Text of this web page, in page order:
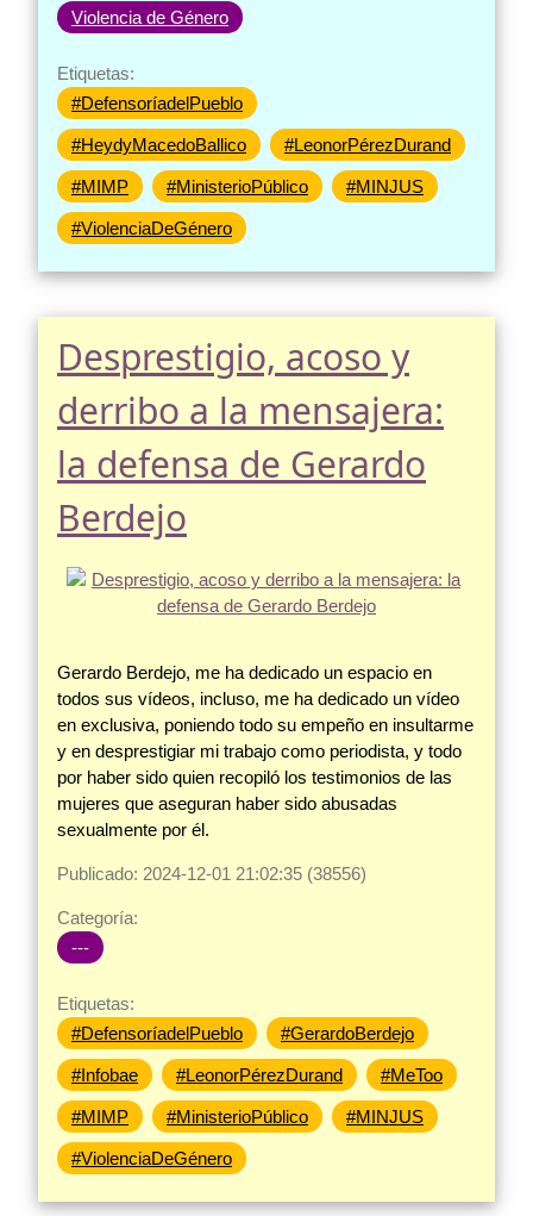
Violencia de Género
Etiquetas:
#DefensoríadelPueblo
#HeydyMacedoBallico #LeonorPérezDurand
#MIMP #MinisterioPúblico #MINJUS
#ViolenciaDeGénero
Desprestigio, acoso y
derribo a la mensajera:
la defensa de Gerardo
Berdejo
Gerardo Berdejo, me ha dedicado un espacio en
todos sus vídeos, incluso, me ha dedicado un vídeo
en exclusiva, poniendo todo su empeño en insultarme
y en desprestigiar mi trabajo como periodista, y todo
por haber sido quien recopiló los testimonios de las
mujeres que aseguran haber sido abusadas
sexualmente por él.
Publicado: 2024-12-01 21:02:35 (38556)
Categoría:
---
Etiquetas:
#DefensoríadelPueblo
#GerardoBerdejo
#Infobae #LeonorPérezDurand #MeToo
#MIMP #MinisterioPúblico #MINJUS
#ViolenciaDeGénero